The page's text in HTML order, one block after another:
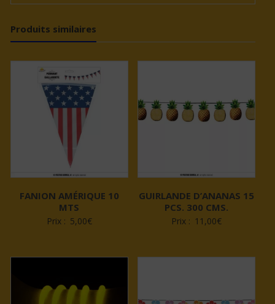
Produits similaires
FANION AMÉRIQUE 10
MTS
Prix : 5,00€
GUIRLANDE D’ANANAS 15
PCS. 300 CMS.
Prix : 11,00€